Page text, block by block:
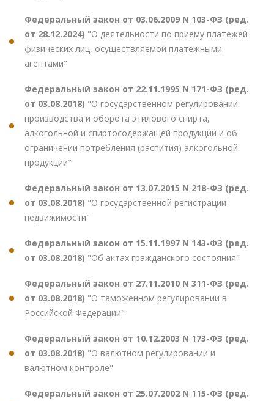
Федеральный закон от 03.06.2009 N 103-ФЗ (ред.
от 28.12.2024) "О деятельности по приему платежей
физических лиц, осуществляемой платежными
агентами"
Федеральный закон от 22.11.1995 N 171-ФЗ (ред.
от 03.08.2018) "О государственном регулировании
производства и оборота этилового спирта,
алкогольной и спиртосодержащей продукции и об
ограничении потребления (распития) алкогольной
продукции"
Федеральный закон от 13.07.2015 N 218-ФЗ (ред.
от 03.08.2018) "О государственной регистрации
недвижимости"
Федеральный закон от 15.11.1997 N 143-ФЗ (ред.
от 03.08.2018) "Об актах гражданского состояния"
Федеральный закон от 27.11.2010 N 311-ФЗ (ред.
от 03.08.2018) "О таможенном регулировании в
Российской Федерации"
Федеральный закон от 10.12.2003 N 173-ФЗ (ред.
от 03.08.2018) "О валютном регулировании и
валютном контроле"
Федеральный закон от 25.07.2002 N 115-ФЗ (ред.